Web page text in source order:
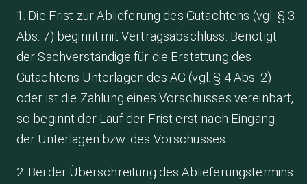
1. Die Frist zur Ablieferung des Gutachtens (vgl. § 3
Abs. 7) beginnt mit Vertragsabschluss. Benötigt
der Sachverständige für die Erstattung des
Gutachtens Unterlagen des AG (vgl. § 4 Abs. 2)
oder ist die Zahlung eines Vorschusses vereinbart,
so beginnt der Lauf der Frist erst nach Eingang
der Unterlagen bzw. des Vorschusses.
2. Bei der Überschreitung des Ablieferungstermins